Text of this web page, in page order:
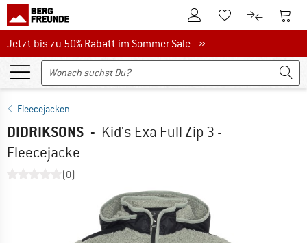
Zum KundenkontoZum Merkzettel.
Zum Zum
Jetzt bis zu 50% Rabatt im Sommer Sale
Jetzt bis zu 50% Rabatt im Sommer Sale »
Fleecejacken
DIDRIKSONS - Kid's Exa Full Zip 3 -
Fleecejacke
(0)